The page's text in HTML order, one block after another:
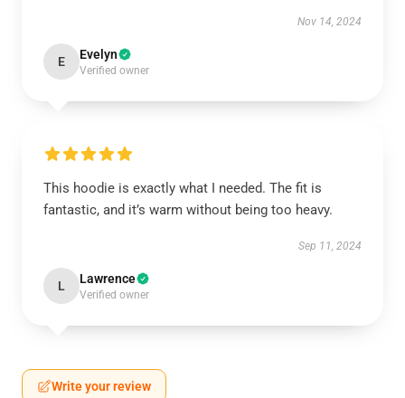
Nov 14, 2024
E Evelyn
Verified owner
This hoodie is exactly what I needed. The fit is
fantastic, and it’s warm without being too heavy.
Sep 11, 2024
L Lawrence
Verified owner
Write your review